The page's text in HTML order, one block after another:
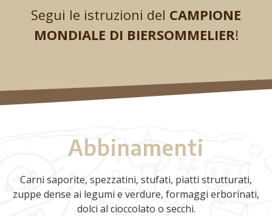
Segui le istruzioni del CAMPIONE
MONDIALE DI BIERSOMMELIER!
Abbinamenti
Carni saporite, spezzatini, stufati, piatti strutturati,
zuppe dense ai legumi e verdure, formaggi erborinati,
dolci al cioccolato o secchi.